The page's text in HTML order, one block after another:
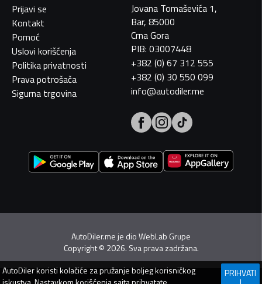
Prijavi se
Kontakt
Pomoć
Uslovi korišćenja
Politika privatnosti
Prava potrošača
Sigurna trgovina
Jovana Tomaševića 1,
Bar, 85000
Crna Gora
PIB: 03007448
+382 (0) 67 312 555
+382 (0) 30 550 099
info@autodiler.me
AutoDiler.me je dioWebLab Grupe
Copyright© 2026. Sva prava zadržana.
AutoDilerkoristi kolačiće za pružanje boljeg korisničkog
PRIHVATI